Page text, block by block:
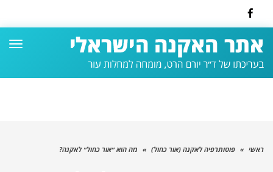
Facebook
ראשי » פוטותרפיה לאקנה (אור כחול) » מה הוא ״אור כחול״ לאקנה?